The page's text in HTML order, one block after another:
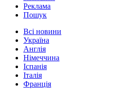
Реклама
Пошук
Всі новини
Україна
Англія
Німеччина
Іспанія
Італія
Франція